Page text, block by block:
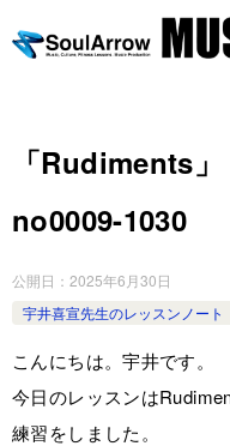
「Rudiments
no0009-1030
公開日： 2025年6月30日
宇井喜宣先生のレッスンノート
こんにちは。宇井です。
今日のレッスンは
練習をしました。